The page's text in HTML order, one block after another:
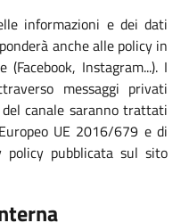
informazioni e dei dati
anche alle policy in
Instagram...). I
messaggi privati
canale saranno trattati
UE 2016/679 e di
pubblicata sul sito